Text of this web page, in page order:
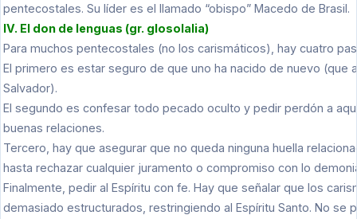
pentecostales. Su líder es el llamado “obispo” Macedo de Brasil.
IV. El don de lenguas (gr. glosolalia)
Para muchos pentecostales (no los carismáticos), hay cuatro
El primero es estar seguro de que uno ha nacido de nuevo (que
Salvador).
El segundo es confesar todo pecado oculto y pedir perdón a
buenas relaciones.
Tercero, hay que asegurar que no queda ninguna huella
hasta rechazar cualquier juramento o compromiso con lo
Finalmente, pedir al Espíritu con fe. Hay que señalar que los
demasiado estructurados, restringiendo al Espíritu Santo. No se